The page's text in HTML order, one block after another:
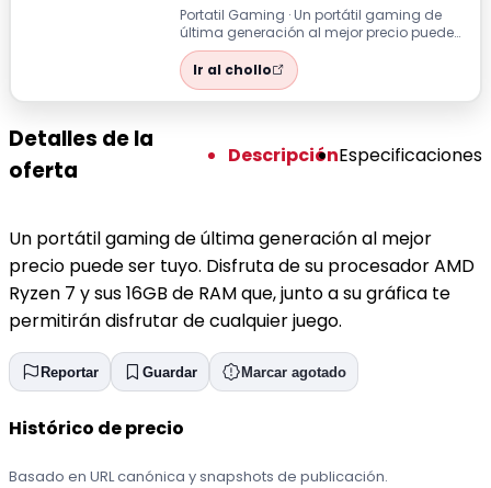
Portatil Gaming · Un portátil gaming de
última generación al mejor precio puede
ser tuyo. Disfruta de su procesador A...
Ir al chollo
Detalles de la
oferta
DescripciónEspecificaciones
Un portátil gaming de última generación al mejor
precio puede ser tuyo. Disfruta de su procesador AMD
Ryzen 7 y sus 16GB de RAM que, junto a su gráfica te
permitirán disfrutar de cualquier juego.
Reportar Guardar Marcar agotado
Histórico de precio
Basado en URL canónica y snapshots de publicación.